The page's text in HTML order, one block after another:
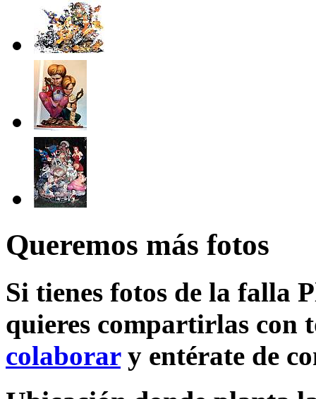
Queremos más fotos
Si tienes fotos de la falla
quieres compartirlas con
colaborary entérate de